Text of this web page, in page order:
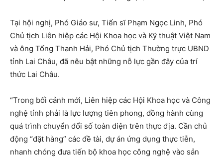
Tại hội nghị, Phó Giáo sư, Tiến sĩ Phạm Ngọc Linh, Phó
Chủ tịch Liên hiệp các Hội Khoa học và Kỹ thuật Việt Nam
và ông Tống Thanh Hải, Phó Chủ tịch Thường trực UBND
tỉnh Lai Châu, đã nêu bật những nỗ lực gần đây của trí
thức Lai Châu.
“Trong bối cảnh mới, Liên hiệp các Hội Khoa học và Công
nghệ tỉnh phải là lực lượng tiên phong, đồng hành cùng
quá trình chuyển đổi số toàn diện trên thực địa. Cần chủ
động “đặt hàng” các đề tài, dự án ứng dụng thực tiễn,
nhanh chóng đưa tiến bộ khoa học công nghệ vào sản